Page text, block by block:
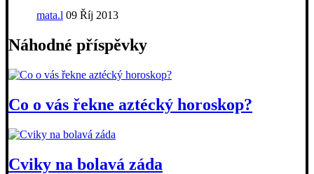
mata.l 09 Říj 2013
Náhodné příspěvky
Co o vás řekne aztécký horoskop?
Cviky na bolavá záda